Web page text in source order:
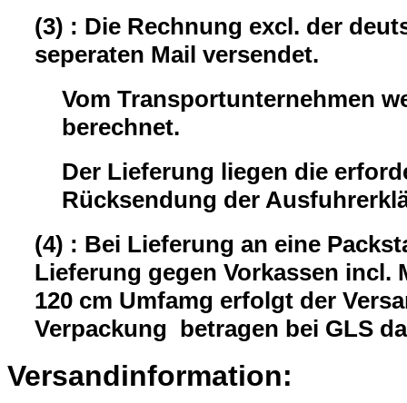
(3) : Die Rechnung excl. der
seperaten Mail versendet.
Vom Transportunternehmen
berechnet.
Der Lieferung liegen die
Rücksendung der
(4) : Bei Lieferung an eine
Lieferung gegen Vorkassen incl.
120 cm Umfamg erfolgt der
Verpackung betragen bei GLS
Versandinformation: